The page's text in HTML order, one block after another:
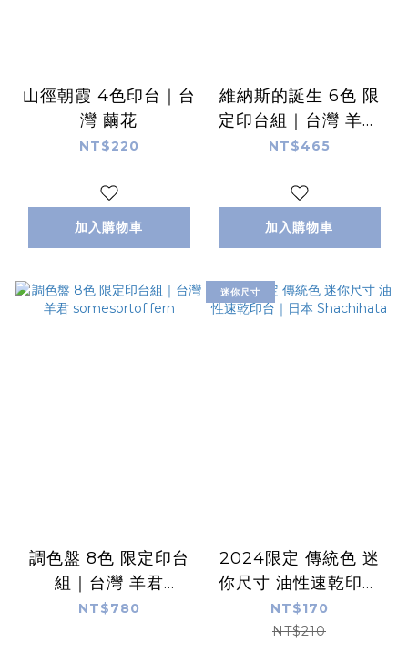
山徑朝霞 4色印台｜台
灣 繭花
NT$220
加入購物車
維納斯的誕生 6色 限
定印台組｜台灣 羊君
somesortof.fern
NT$465
加入購物車
調色盤 8色 限定印台
組｜台灣 羊君
somesortof.fern
NT$780
迷你尺寸
2024限定 傳統色 迷
你尺寸 油性速乾印台
｜日本 Shachihata
NT$170
NT$210